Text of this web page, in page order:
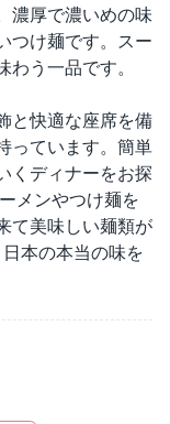
濃厚で濃いめの味
つけ麺です。スー
う一品です。
と快適な座席を備
っています。簡単
くディナーをお探
メンやつけ麺を
て美味しい麺類が
本の本当の味を